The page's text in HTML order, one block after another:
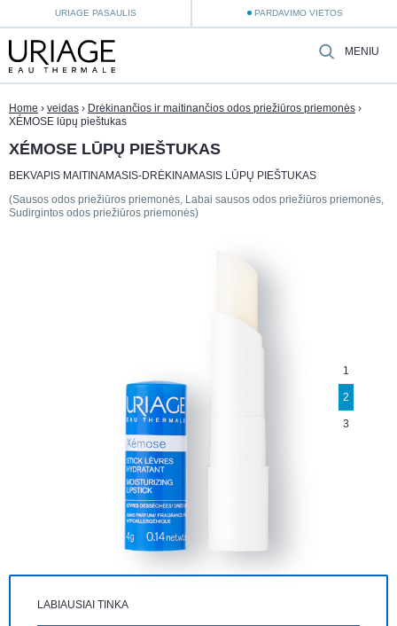
URIAGE PASAULIS PARDAVIMO VIETOS
MENIU
Home › veidas › Drėkinančios ir maitinančios odos priežiūros priemonės ›
XÉMOSE lūpų pieštukas
XÉMOSE LŪPŲ PIEŠTUKAS
BEKVAPIS MAITINAMASIS-DRĖKINAMASIS LŪPŲ PIEŠTUKAS
(Sausos odos priežiūros priemonės, Labai sausos odos priežiūros priemonės,
Sudirgintos odos priežiūros priemonės)
1
2
3
LABIAUSIAI TINKA